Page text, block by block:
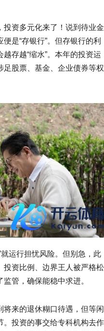
投资多元化来了！说到待业金
是“存银行”。但存银行的利
存越“缩水”。本年的投资运
股票、基金、企业债券等权
运行担忧风险。但别急，此
投资比例、边界王人被严格松
管，确保能稳中求进。
来的退休糊口待遇，但等闲
。投资的事交给专科机构去作